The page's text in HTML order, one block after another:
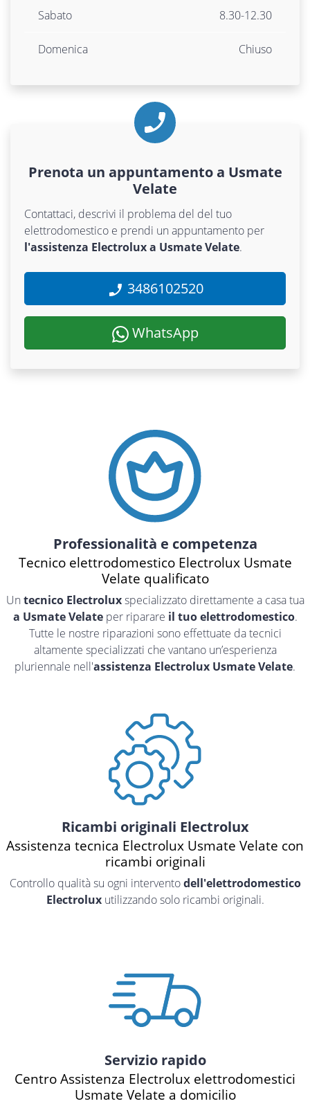
Sabato 8.30-12.30
Domenica Chiuso
Prenota un appuntamento a Usmate
Velate
Contattaci, descrivi il problema del del tuo
elettrodomestico e prendi un appuntamento per
l'assistenza Electrolux a Usmate Velate.
3486102520
WhatsApp
Professionalità e competenza
Tecnico elettrodomestico Electrolux Usmate
Velate qualificato
Un tecnico Electroluxspecializzato direttamente a casa tua
a Usmate Velateper riparare il tuo elettrodomestico.
Tutte le nostre riparazioni sono effettuate da tecnici
altamente specializzati che vantano un’esperienza
pluriennale nell'assistenza Electrolux Usmate Velate.
Ricambi originali Electrolux
Assistenza tecnica Electrolux Usmate Velate con
ricambi originali
Controllo qualità su ogni interventodell'elettrodomestico
Electroluxutilizzando solo ricambi originali.
Servizio rapido
Centro Assistenza Electrolux elettrodomestici
Usmate Velate a domicilio